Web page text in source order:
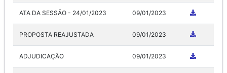
ATA DA SESSÃO - 24/01/2023 09/01/2023
PROPOSTA REAJUSTADA 09/01/2023
ADJUDICAÇÃO 09/01/2023